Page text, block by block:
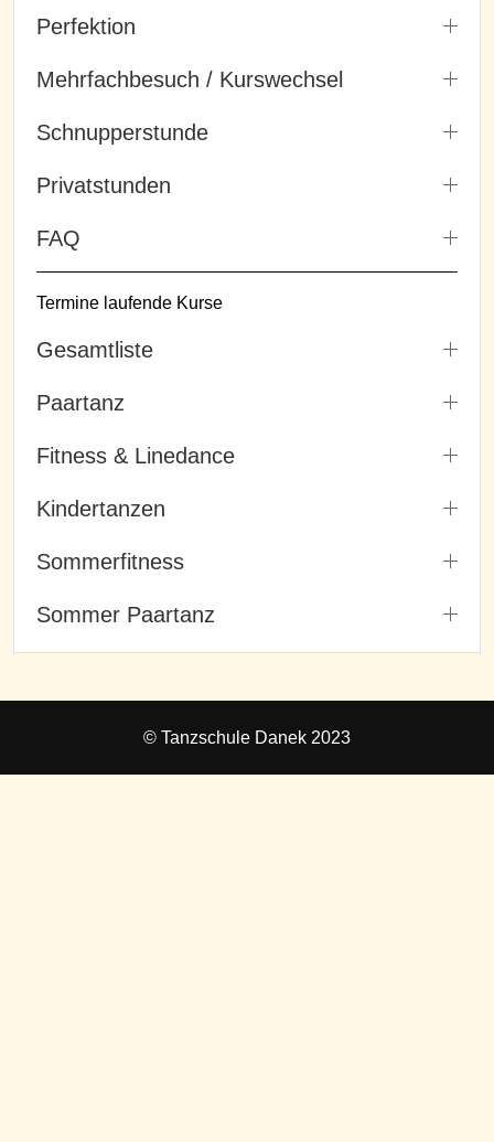
Perfektion
Mehrfachbesuch / Kurswechsel
Schnupperstunde
Privatstunden
FAQ
Termine laufende Kurse
Gesamtliste
Paartanz
Fitness & Linedance
Kindertanzen
Sommerfitness
Sommer Paartanz
© Tanzschule Danek 2023